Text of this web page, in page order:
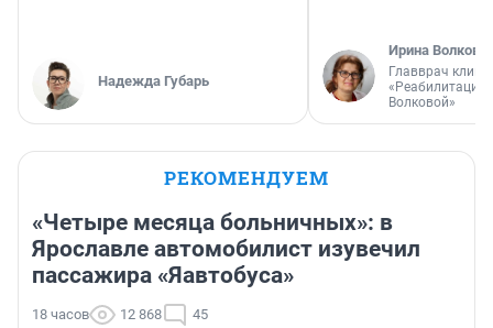
Надежда Губарь
Ирина Волкова
Главврач
«Реабилитация
Волковой»
РЕКОМЕНДУЕМ
«Четыре месяца больничных»: в
Ярославле автомобилист изувечил
пассажира «Яавтобуса»
18 часов 12 868 45